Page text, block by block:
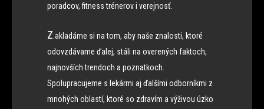
poradcov, fitness trénerov i verejnosť.
Z akladáme si na tom, aby naše znalosti, ktoré
odovzdávame ďalej, stáli na overených faktoch,
najnovších trendoch a poznatkoch.
Spolupracujeme s lekármi aj ďalšími odborníkmi z
mnohých oblastí, ktoré so zdravím a výživou úzko